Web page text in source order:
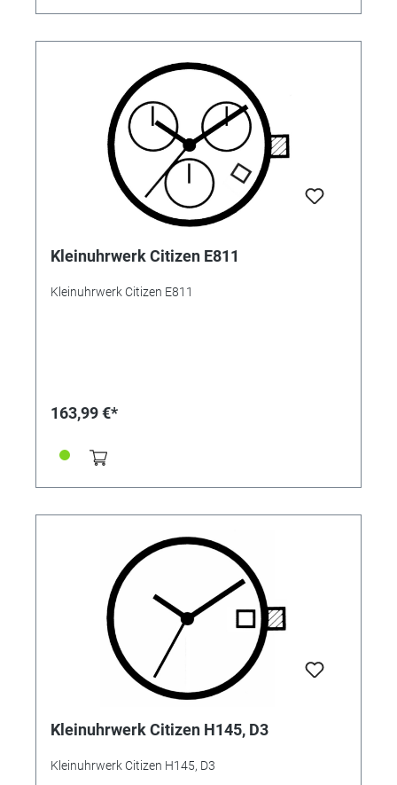
Kleinuhrwerk Citizen E811
Kleinuhrwerk Citizen E811
163,99 €*
Kleinuhrwerk Citizen H145, D3
Kleinuhrwerk Citizen H145, D3